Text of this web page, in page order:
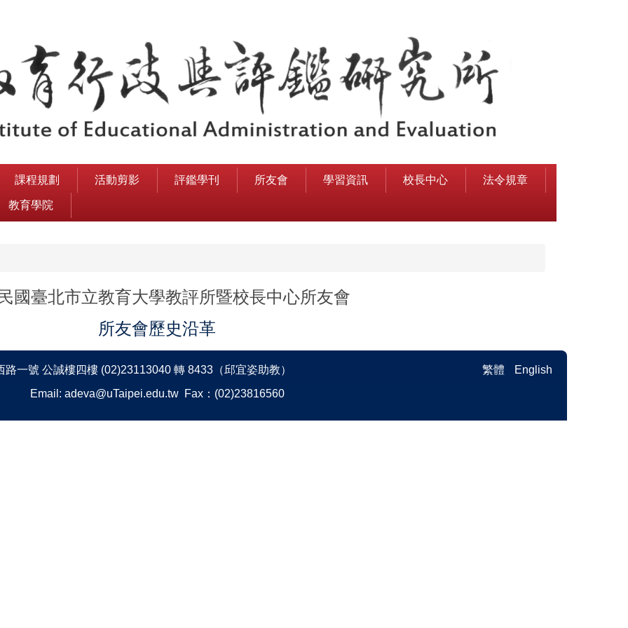
課程規劃 活動剪影 評鑑學刊 所友會 學習資訊 校長中心 法令規章
教育學院
國臺北市立教育大學教評所暨校長中心所友會
所友會歷史沿革
繁體 English
路一號 公誠樓四樓 (02)23113040 轉 8433（邱宜姿助教）
Email: adeva@uTaipei.edu.twFax：(02)23816560